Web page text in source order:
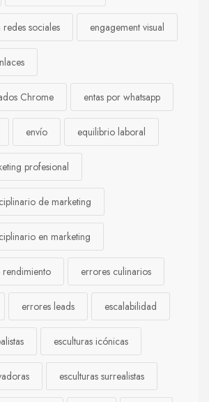
sociales engagement visual
Chrome entas por whatsapp
envío equilibrio laboral
profesional
de marketing
en marketing
errores culinarios
errores leads escalabilidad
esculturas icónicas
esculturas surrealistas